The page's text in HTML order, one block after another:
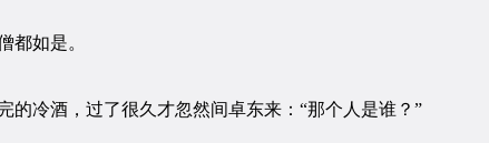
如是。
冷酒，过了很久才忽然间卓东来：“那个人是谁？”